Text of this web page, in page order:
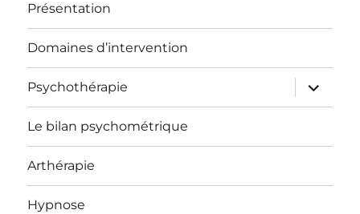
Présentation
Domaines d’intervention
Psychothérapie
ouvrir
le
sous-
Le bilan psychométrique
Arthérapie
Hypnose